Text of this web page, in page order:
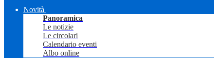
Novità
Panoramica
Le notizie
Le circolari
Calendario eventi
Albo online